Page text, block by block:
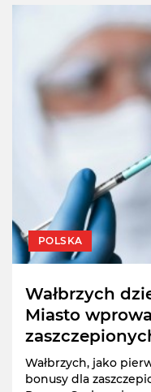
POLSKA
Wałbrzych
Miasto
Wałbrzych, jako
bonusy dla